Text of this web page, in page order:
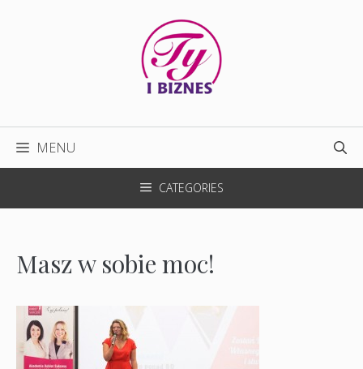
MENU
CATEGORIES
Masz w sobie moc!